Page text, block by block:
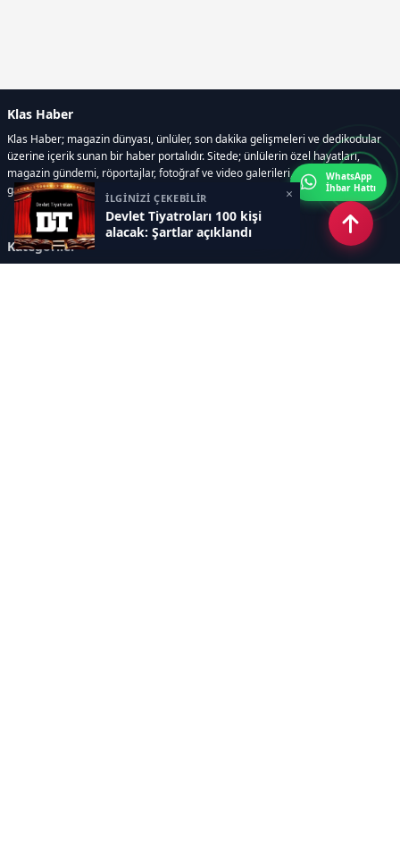
İLGİNİZİ ÇEKEBİLİR
Devlet Tiyatroları 100 kişi
alacak: Şartlar açıklandı
×
Klas Haber
Klas Haber; magazin dünyası, ünlüler, son dakika gelişmeleri ve dedikodular
üzerine içerik sunan bir haber portalıdır. Sitede; ünlülerin özel hayatları,
magazin gündemi, röportajlar, fotoğraf ve video galerileri, resmi ilanlar, e-
gazete gibi geniş bir içerik yelpazesi bulunur.
Kategoriler
WhatsApp
İhbar Hattı